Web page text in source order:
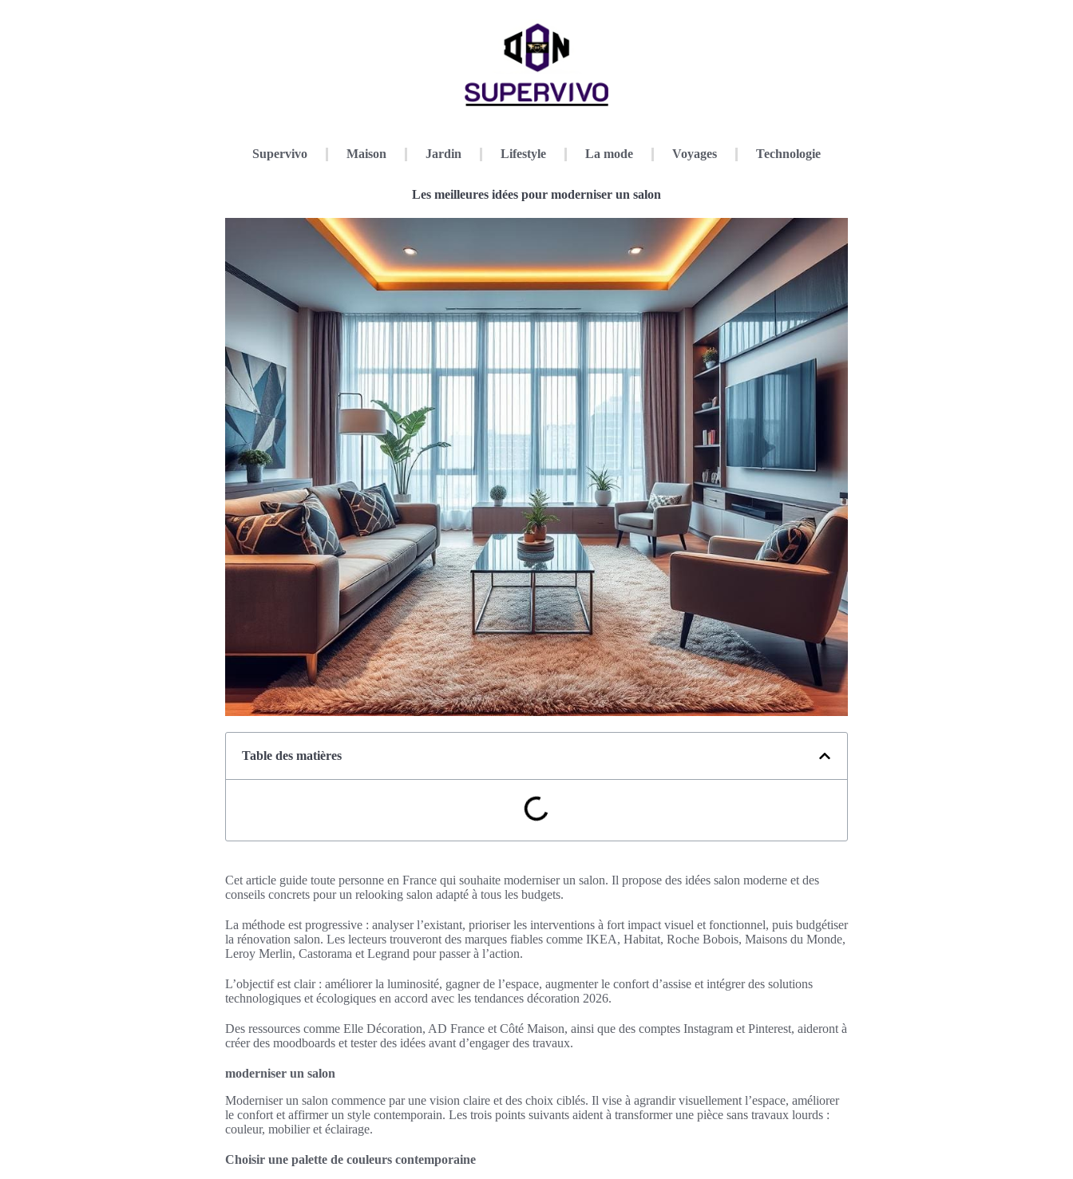
Supervivo Maison Jardin Lifestyle La mode Voyages Technologie
Les meilleures idées pour moderniser un salon
Table des matières
Cet article guide toute personne en France qui souhaite moderniser un salon. Il propose des idées salon moderne et des
conseils concrets pour un relooking salon adapté à tous les budgets.
La méthode est progressive : analyser l’existant, prioriser les interventions à fort impact visuel et fonctionnel, puis budgétiser
la rénovation salon. Les lecteurs trouveront des marques fiables comme IKEA, Habitat, Roche Bobois, Maisons du Monde,
Leroy Merlin, Castorama et Legrand pour passer à l’action.
L’objectif est clair : améliorer la luminosité, gagner de l’espace, augmenter le confort d’assise et intégrer des solutions
technologiques et écologiques en accord avec les tendances décoration 2026.
Des ressources comme Elle Décoration, AD France et Côté Maison, ainsi que des comptes Instagram et Pinterest, aideront à
créer des moodboards et tester des idées avant d’engager des travaux.
moderniser un salon
Moderniser un salon commence par une vision claire et des choix ciblés. Il vise à agrandir visuellement l’espace, améliorer
le confort et affirmer un style contemporain. Les trois points suivants aident à transformer une pièce sans travaux lourds :
couleur, mobilier et éclairage.
Choisir une palette de couleurs contemporaine